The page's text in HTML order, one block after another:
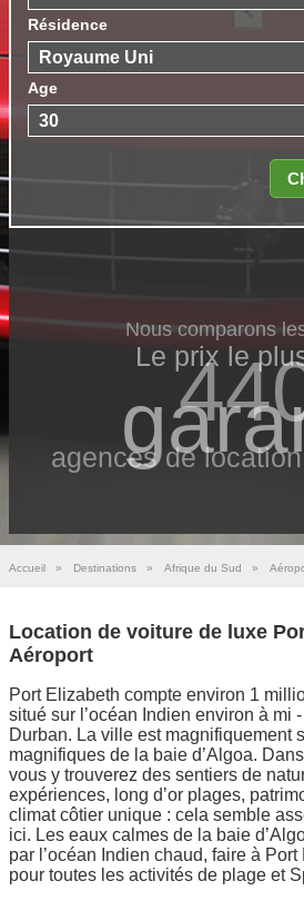
Résidence
Age
Nous comparons
agences de
Le prix le​
Accueil » Destinations » Afrique du Sud »
Location de voiture de luxe
Aéroport
Port Elizabeth compte environ 1
situé sur l’océan Indien environ à mi
Durban. La ville est magnifiquement
magnifiques de la baie d’Algoa.
vous y trouverez des sentiers de
expériences, long d’or plages,
climat côtier unique : cela semble
ici. Les eaux calmes de la baie
par l’océan Indien chaud, faire à
pour toutes les activités de plage et